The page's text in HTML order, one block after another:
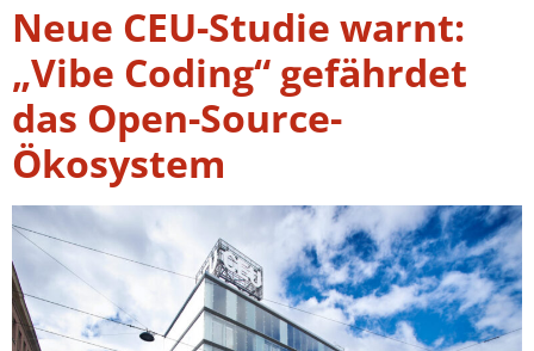
Neue CEU-Studie warnt:
„Vibe Coding“ gefährdet
das Open-Source-
Ökosystem